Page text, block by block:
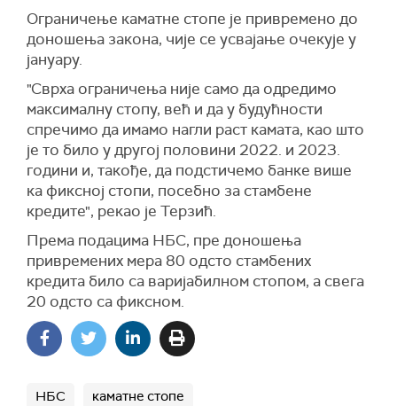
Ограничење камaтне стопе је привремено до
доношења закона, чије се усвајање очекује у
јануару.
"Сврха ограничења није само да одредимо
максималну стопу, већ и да у будућности
спречимо да имамо нагли раст камата, као што
је то било у другој половини 2022. и 2023.
години и, такође, да подстичемо банке више
ка фиксној стопи, посебно за стамбене
кредите", рекао је Терзић.
Према подацима НБС, пре доношења
привремених мера 80 одсто стамбених
кредита било са варијабилном стопом, а свега
20 одсто са фиксном.
НБС каматне стопе